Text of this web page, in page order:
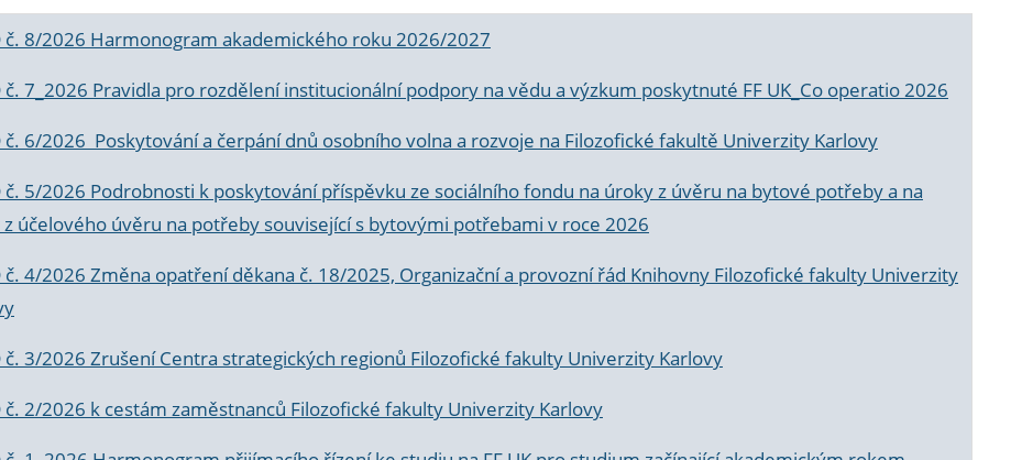
č. 8/2026 Harmonogram akademického roku 2026/2027
č. 7_2026 Pravidla pro rozdělení institucionální podpory na vědu a výzkum poskytnuté FF UK_Co operatio 2026
č. 6/2026 Poskytování a čerpání dnů osobního volna a rozvoje na Filozofické fakultě Univerzity Karlovy
č. 5/2026 Podrobnosti k poskytování příspěvku ze sociálního fondu na úroky z úvěru na bytové potřeby a na
účelového úvěru na potřeby související s bytovými potřebami v roce 2026
č. 4/2026 Změna opatření děkana č. 18/2025, Organizační a provozní řád Knihovny Filozofické fakulty Univerzity
č. 3/2026 Zrušení Centra strategických regionů Filozofické fakulty Univerzity Karlovy
č. 2/2026 k cestám zaměstnanců Filozofické fakulty Univerzity Karlovy